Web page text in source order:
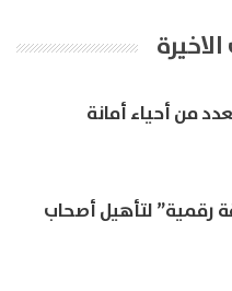
من أحياء أمانة
رقمية” لتأهيل أصحاب